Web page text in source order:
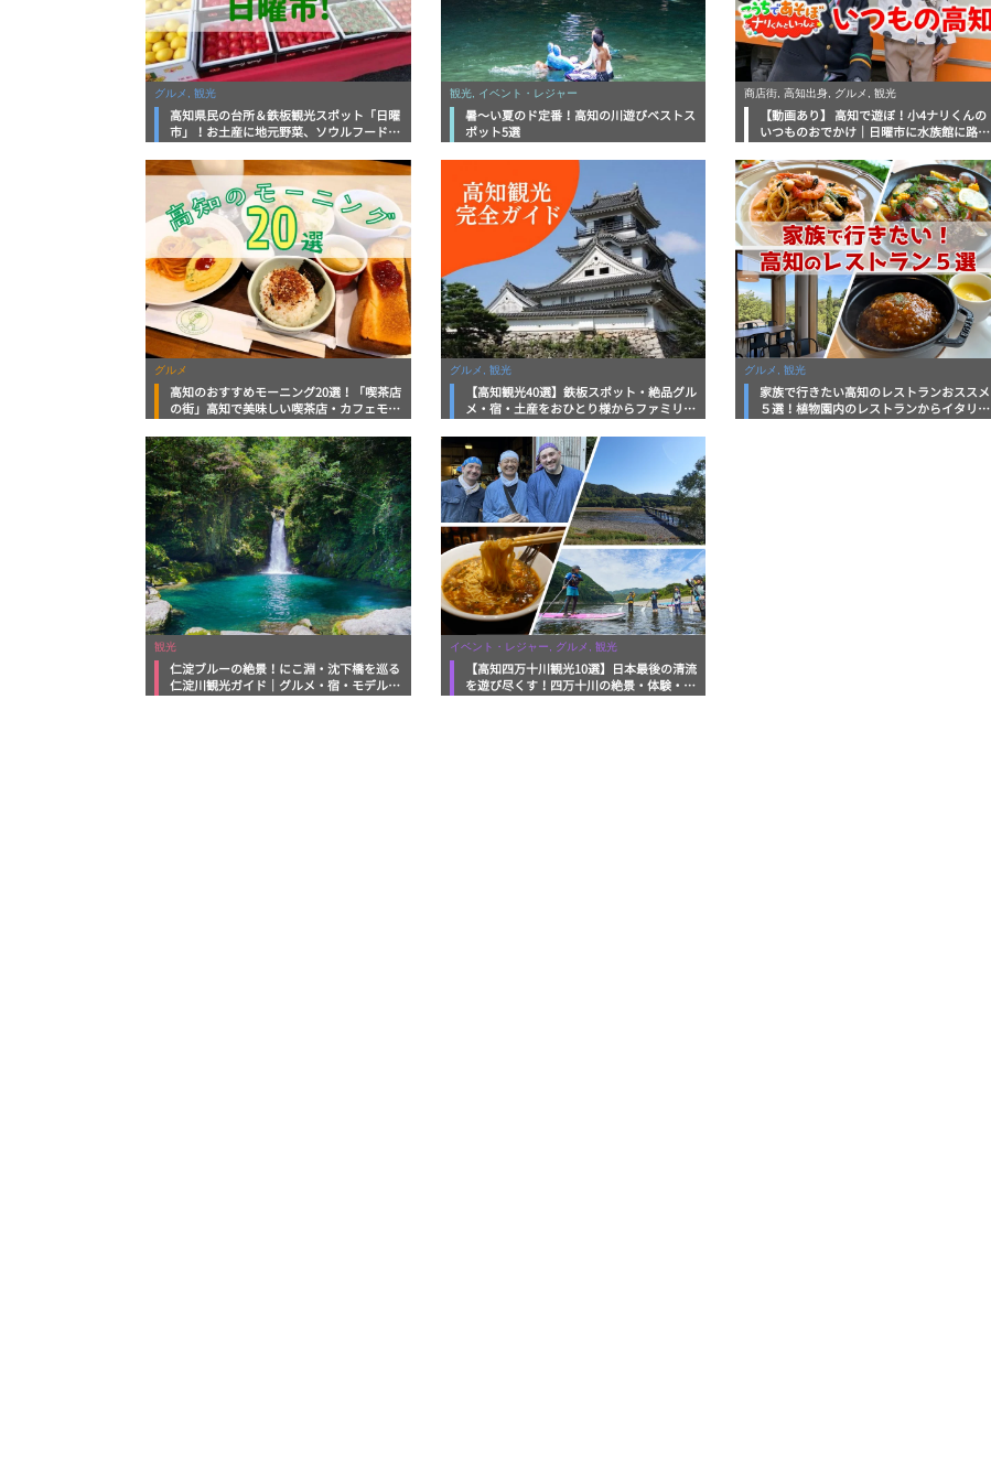
グルメ, 観光
高知県民の台所＆鉄板観光スポット「日曜
市」！お土産に地元野菜、ソウルフードま
底解説！
観光, イベント・レジャー
暑～い夏のド定番！高知の川遊びベストス
ポット5選
商店街, 高知出身, グルメ, 観光
【動画あり】 高知で遊ぼ！小4ナリくんの
いつものおでかけ｜日曜市に水族館に路面
グルメ
高知のおすすめモーニング20選！「喫茶店
の街」高知で美味しい喫茶店・カフェモー
グルメ, 観光
【高知観光40選】鉄板スポット・絶品グル
メ・宿・土産をおひとり様からファミリー
グルメ, 観光
家族で行きたい高知のレストランおススメ
５選！植物園内のレストランからイタリア
観光
仁淀ブルーの絶景！にこ淵・沈下橋を巡る
仁淀川観光ガイド｜グルメ・宿・モデルコ
イベント・レジャー, グルメ, 観光
【高知四万十川観光10選】日本最後の清流
を遊び尽くす！四万十川の絶景・体験・グ